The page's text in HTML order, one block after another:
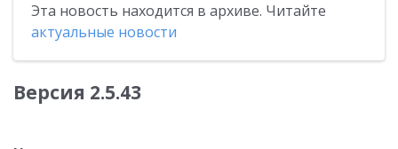
Эта новость находится в архиве. Читайте
актуальные новости
Версия 2.5.43